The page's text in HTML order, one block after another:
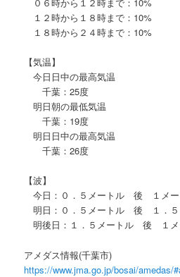
１２時から１８時まで：10%
１８時から２４時まで：10%
【気温】
今日日中の最高気温
千葉：25度
明日朝の最低気温
千葉：19度
明日日中の最高気温
千葉：26度
【波】
今日：０．５メートル 後 １メー
明日：０．５メートル 後 １．５
明後日：１．５メートル 後 １メ
アメダス情報(千葉市)
https://www.jma.go.jp/bosai/amedas/